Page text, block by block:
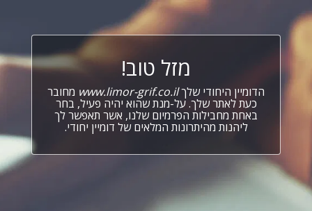
מזל טוב!
הדומיין היחודי שלךwww.limor-grif.co.il מחובר
כעת לאתר שלך. על-מנת שהוא יהיה פעיל, בחר
באחת מחבילות הפרמיום שלנו, אשר תאפשר לך
ליהנות מהיתרונות המלאים של דומיין יחודי.